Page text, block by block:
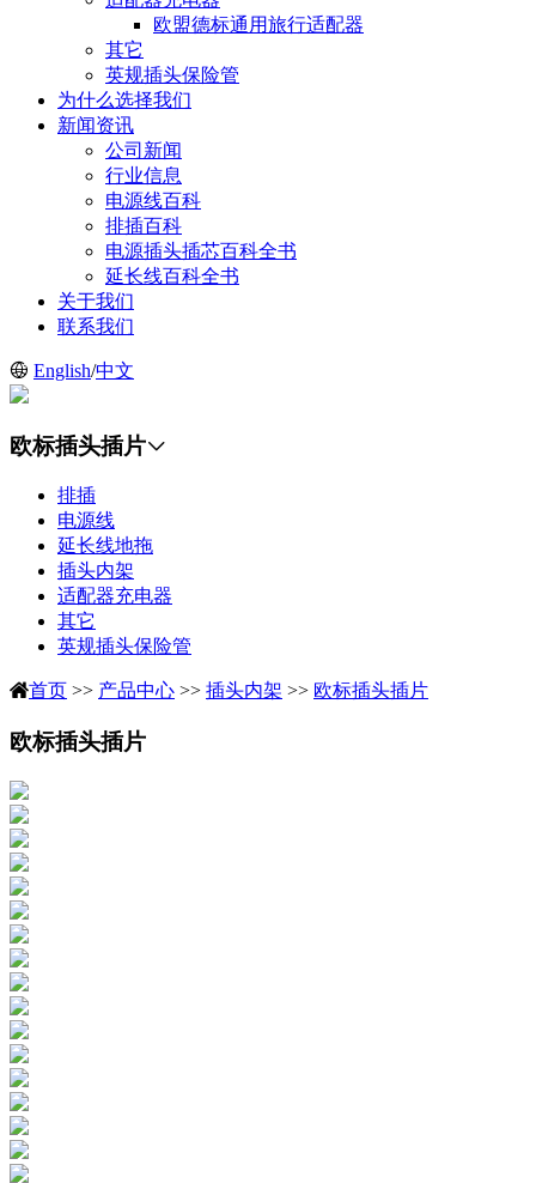
欧盟德标通用旅行适配器
其它
英规插头保险管
为什么选择我们
新闻资讯
公司新闻
行业信息
电源线百科
排插百科
电源插头插芯百科全书
延长线百科全书
关于我们
联系我们
English/中文
欧标插头插片
排插
电源线
延长线地拖
插头内架
适配器充电器
其它
英规插头保险管
首页 >> 产品中心 >> 插头内架 >> 欧标插头插片
欧标插头插片